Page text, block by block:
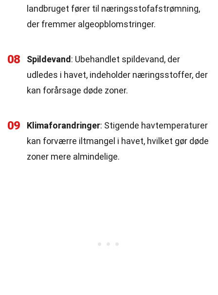
landbruget fører til næringsstofafstrømning,
der fremmer algeopblomstringer.
08 Spildevand : Ubehandlet spildevand, der
udledes i havet, indeholder næringsstoffer, der
kan forårsage døde zoner.
09 Klimaforandringer: Stigende havtemperaturer
kan forværre iltmangel i havet, hvilket gør døde
zoner mere almindelige.